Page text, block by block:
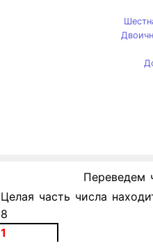
Переведем
Целая часть числа
8
1